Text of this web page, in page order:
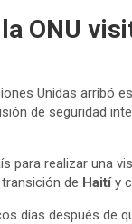
ONU
Unidas arribó
de seguridad
para realizar una
de Haitíy
días después de